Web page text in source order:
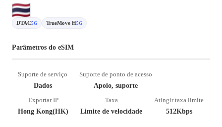
DTAC5G TrueMove H5G
Parâmetros do eSIM
Suporte de serviço
Dados
Suporte de ponto de acesso
Apoio, suporte
Exportar IP
Hong Kong(HK)
Taxa
Limite de velocidade
Atingir taxa limite
512Kbps